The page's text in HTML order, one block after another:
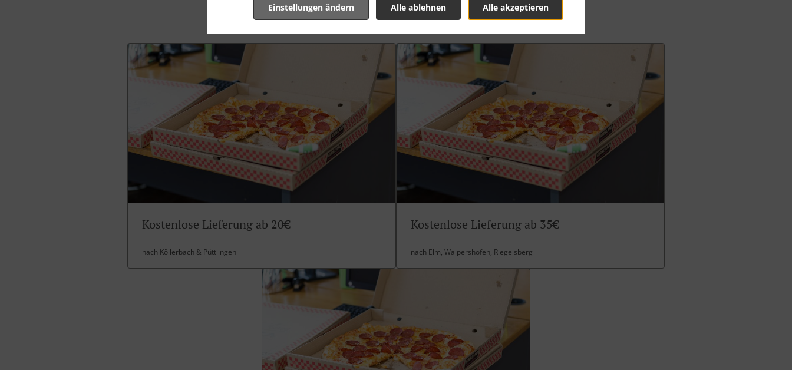
Alle akzeptieren
Alle ablehnen
Einstellungen ändern
Kostenlose Lieferung ab 20€
nach Köllerbach & Püttlingen
Kostenlose Lieferung ab 35€
nach Elm, Walpershofen, Riegelsberg